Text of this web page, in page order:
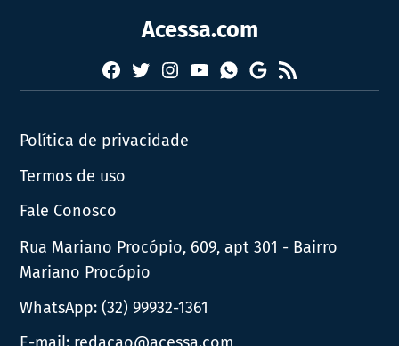
Acessa.com
Facebook
TwitterInstagram
YouTubeWhatsapp
Google
News
RSS
Política de privacidade
Termos de uso
Fale Conosco
Rua Mariano Procópio, 609, apt 301 - Bairro
Mariano Procópio
WhatsApp:(32) 99932-1361